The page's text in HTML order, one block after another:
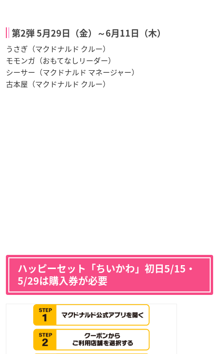
第2弾 5月29日（金）～6月11日（木）
うさぎ（マクドナルド クルー）
モモンガ（おもてなしリーダー）
シーサー（マクドナルド マネージャー）
古本屋（マクドナルド クルー）
ハッピーセット「ちいかわ」初日5/15・
5/29は購入券が必要